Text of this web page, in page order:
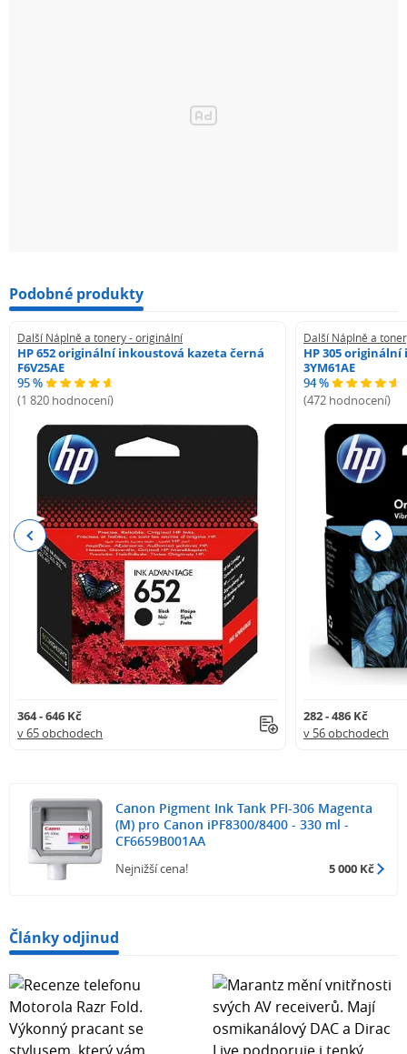
Podobné produkty
Další Náplně a tonery - originální
HP 652 originální inkoustová kazeta černá
F6V25AE
95 %
(1 820 hodnocení)
364 - 646 Kč
v 65 obchodech
Další Náplně a
HP 305
3YM61AE
94 %
(472 hodnocení)
282 - 486 Kč
v 56 obchodech
Previous Next
Canon Pigment Ink Tank PFI-306 Magenta
(M) pro Canon iPF8300/8400 - 330 ml -
CF6659B001AA
Nejnižší cena! 5 000 Kč
Články odjinud